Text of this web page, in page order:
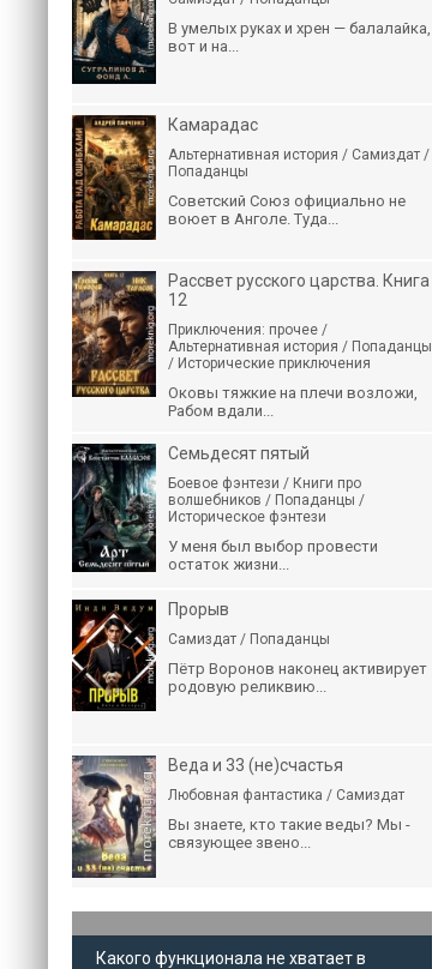
В умелых руках и хрен — балалайка,
вот и на...
Камарадас
Альтернативная история / Самиздат /
Попаданцы
Советский Союз официально не
воюет в Анголе. Туда...
Рассвет русского царства. Книга
12
Приключения: прочее /
Альтернативная история / Попаданцы
/ Исторические приключения
Оковы тяжкие на плечи возложи,
Рабом вдали...
Семьдесят пятый
Боевое фэнтези / Книги про
волшебников / Попаданцы /
Историческое фэнтези
У меня был выбор провести
остаток жизни...
Прорыв
Самиздат / Попаданцы
Пётр Воронов наконец активирует
родовую реликвию...
Веда и 33 (не)счастья
Любовная фантастика / Самиздат
Вы знаете, кто такие веды? Мы -
связующее звено...
Какого функционала не хватает в